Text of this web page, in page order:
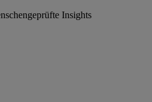
Insights